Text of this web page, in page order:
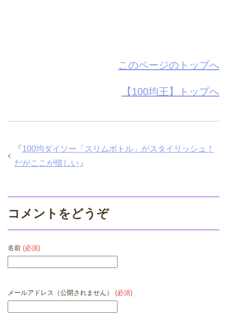
このページのトップへ
【100均王】トップへ
「 100均ダイソー「スリムボトル」がスタイリッシュ！
だがここが惜しい 」
コメントをどうぞ
名前 (必須)
メールアドレス（公開されません） (必須)